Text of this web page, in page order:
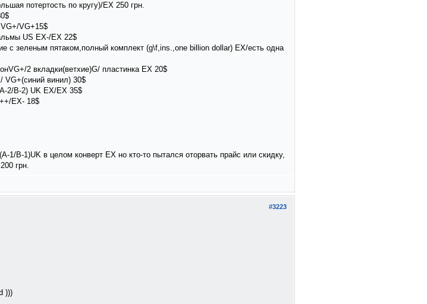
потертость по кругу)/EX 250 грн.
VG+15$
US EX-/EX 22$
с зеленым пятаком,полный комплект (g\f,ins.,one billion dollar) EX/есть одна
2 вкладки(ветхие)G/ пластинка EX 20$
VG+(синий винил) 30$
2/B-2) UK EX/EX 35$
EX- 18$
1/B-1)UK в целом конверт EX но кто-то пытался оторвать прайс или скидку,
грн.
#3223
)))